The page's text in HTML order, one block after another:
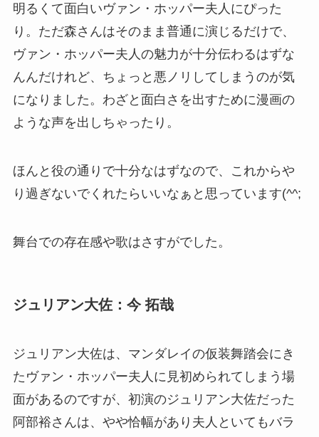
明るくて面白いヴァン・ホッパー夫人にぴった
り。ただ森さんはそのまま普通に演じるだけで、
ヴァン・ホッパー夫人の魅力が十分伝わるはずな
んんだけれど、ちょっと悪ノリしてしまうのが気
になりました。わざと面白さを出すために漫画の
ような声を出しちゃったり。
ほんと役の通りで十分なはずなので、これからや
り過ぎないでくれたらいいなぁと思っています(^^;
舞台での存在感や歌はさすがでした。
ジュリアン大佐：今 拓哉
ジュリアン大佐は、マンダレイの仮装舞踏会にき
たヴァン・ホッパー夫人に見初められてしまう場
面があるのですが、初演のジュリアン大佐だった
阿部裕さんは、やや恰幅があり夫人といてもバラ